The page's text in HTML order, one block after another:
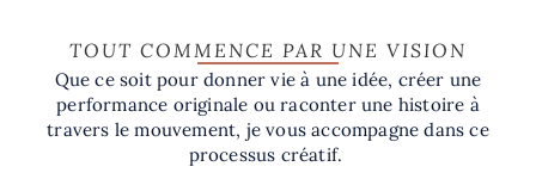
TOUT COMMENCE PAR UNE VISION
Que ce soit pour donner vie à une idée, créer une
performance originale ou raconter une histoire à
travers le mouvement, je vous accompagne dans ce
processus créatif.